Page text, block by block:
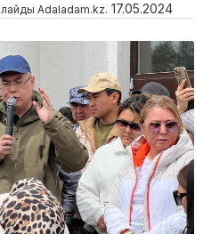
Adaladam.kz. 17.05.2024